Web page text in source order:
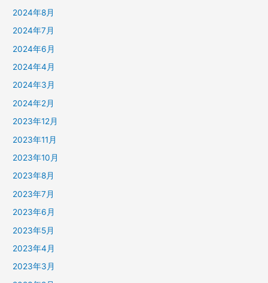
2024年8月
2024年7月
2024年6月
2024年4月
2024年3月
2024年2月
2023年12月
2023年11月
2023年10月
2023年8月
2023年7月
2023年6月
2023年5月
2023年4月
2023年3月